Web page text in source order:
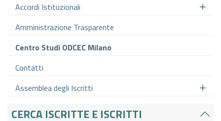
Accordi Istituzionali
Amministrazione Trasparente
Centro Studi ODCEC Milano
Contatti
Assemblea degli Iscritti
CERCA ISCRITTE E ISCRITTI